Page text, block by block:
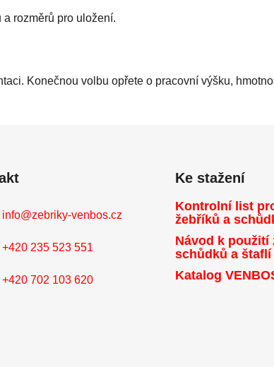
rozměrů pro uložení.
Konečnou volbu opřete o pracovní výšku,
info@zebriky-venbos.cz
+420 235 523 551
+420 702 103 620
Ke stažení
Kontrolní list
žebříků a
Návod k použití
schůdků a štaflí
Katalog